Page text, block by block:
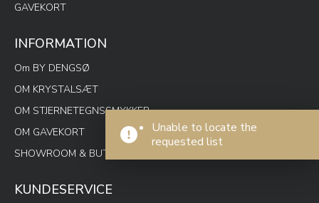
Unable to locate the
requested list
GAVEKORT
INFORMATION
Om BY DENGSØ
OM KRYSTALSÆT
OM STJERNETEGNSSMYKKER
OM GAVEKORT
SHOWROOM & BUTIK SPOTON
KUNDESERVICE